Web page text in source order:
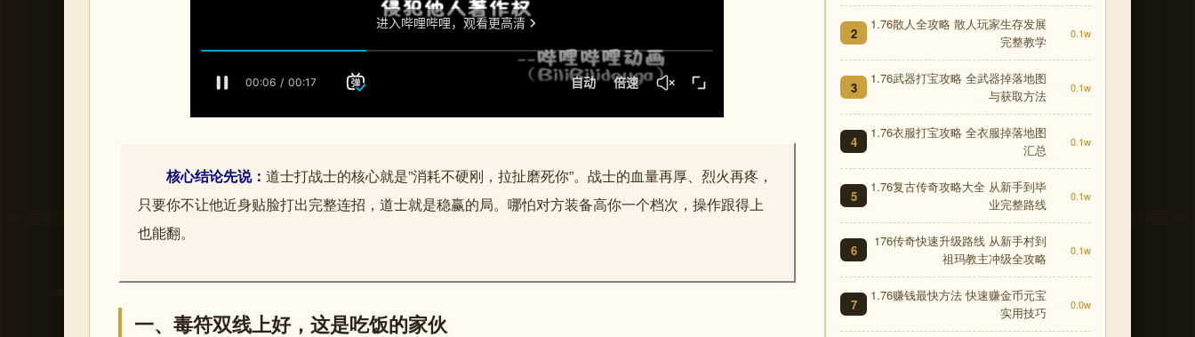
核心结论先说： 道士打战士的核心就是”消耗不硬刚，拉扯磨死你”。战士的血量再厚、烈火再疼，
只要你不让他近身贴脸打出完整连招，道士就是稳赢的局。哪怕对方装备高你一个档次，操作跟得上
也能翻。
一、毒符双线上好，这是吃饭的家伙
2
1.76散人全攻略 散人玩家生存发展
完整教学
0.1w
3
1.76武器打宝攻略 全武器掉落地图
与获取方法
0.1w
4
1.76衣服打宝攻略 全衣服掉落地图
汇总
0.1w
5
1.76复古传奇攻略大全 从新手到毕
业完整路线
0.1w
6
176传奇快速升级路线 从新手村到
祖玛教主冲级全攻略
0.1w
7
1.76赚钱最快方法 快速赚金币元宝
实用技巧
0.0w